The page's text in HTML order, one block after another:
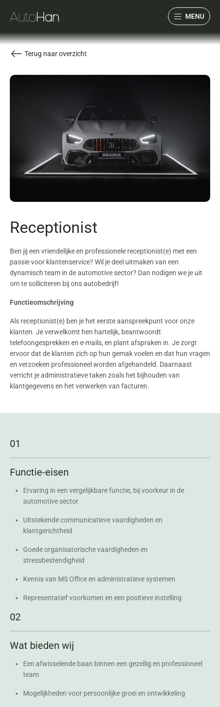
MENU
Services
Verwacht
Verkocht
Contact
Terug naar overzicht
Receptionist
Ben jij een vriendelijke en professionele receptionist(e) met een
passie voor klantenservice? Wil je deel uitmaken van een
dynamisch team in de automotive sector? Dan nodigen we je uit
om te solliciteren bij ons autobedrijf!
Functieomschrijving
Als receptionist(e) ben je het eerste aanspreekpunt voor onze
klanten. Je verwelkomt hen hartelijk, beantwoordt
telefoongesprekken en e-mails, en plant afspraken in. Je zorgt
ervoor dat de klanten zich op hun gemak voelen en dat hun vragen
en verzoeken professioneel worden afgehandeld. Daarnaast
verricht je administratieve taken zoals het bijhouden van
klantgegevens en het verwerken van facturen.
01
Functie-eisen
Ervaring in een vergelijkbare functie, bij voorkeur in de
automotive sector
Uitstekende communicatieve vaardigheden en
klantgerichtheid
Goede organisatorische vaardigheden en
stressbestendigheid
Kennis van MS Office en administratieve systemen
Representatief voorkomen en een positieve instelling
02
Wat bieden wij
Een afwisselende baan binnen een gezellig en professioneel
team
Mogelijkheden voor persoonlijke groei en ontwikkeling